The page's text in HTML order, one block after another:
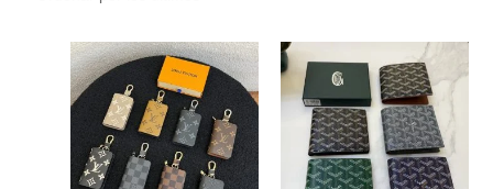
producto
tiene
múltiples
variantes.
Las